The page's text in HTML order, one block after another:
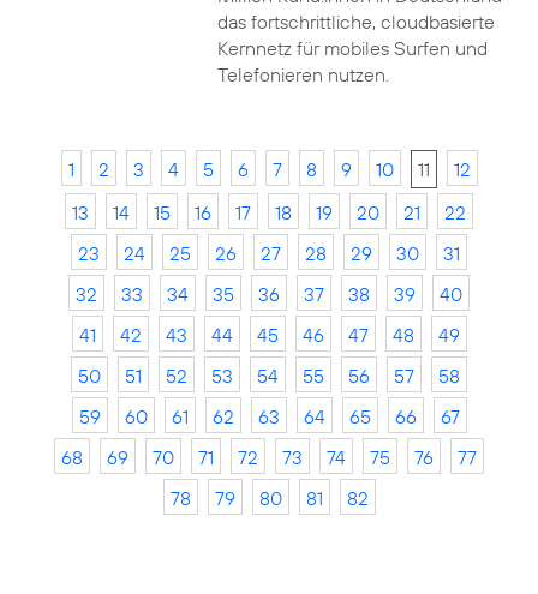
das fortschrittliche, cloudbasierte
Kernnetz für mobiles Surfen und
Telefonieren nutzen.
1 2 3 4 5 6 7 8 9 10 11
12
13
14 15 16 17 18 19 20 21
22
23
24 25 26 27 28 29 30
31
32
33 34 35 36 37 38 39
40
41
42 43 44 45 46 47 48
49
50
51 52 53 54 55 56 57
58
59
60 61 62 63 64 65 66
67
68
69 70 71 72 73 74 75 76
77
78
79 80 81 82